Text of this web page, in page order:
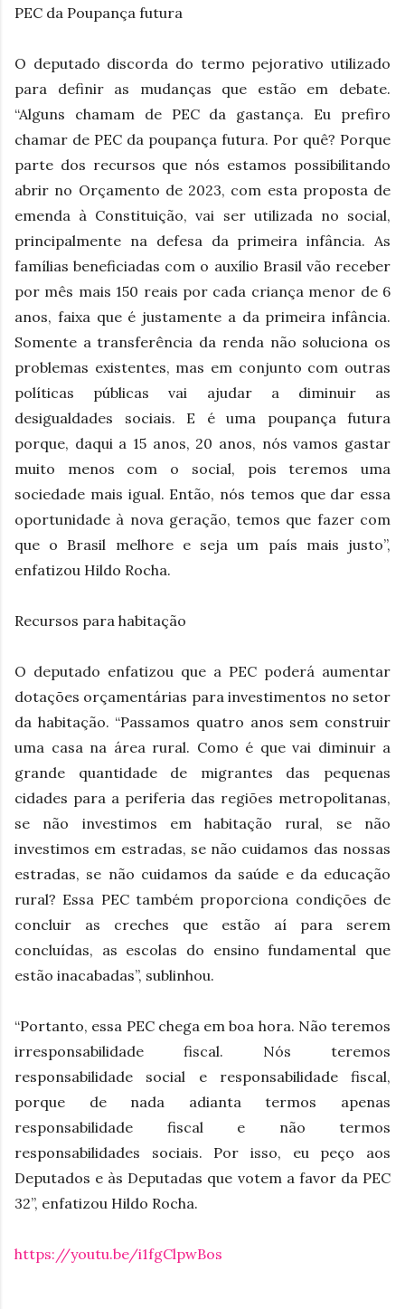
PEC da Poupança futura
O deputado discorda do termo pejorativo utilizado
para definir as mudanças que estão em debate.
“Alguns chamam de PEC da gastança. Eu prefiro
chamar de PEC da poupança futura. Por quê? Porque
parte dos recursos que nós estamos possibilitando
abrir no Orçamento de 2023, com esta proposta de
emenda à Constituição, vai ser utilizada no social,
principalmente na defesa da primeira infância. As
famílias beneficiadas com o auxílio Brasil vão receber
por mês mais 150 reais por cada criança menor de 6
anos, faixa que é justamente a da primeira infância.
Somente a transferência da renda não soluciona os
problemas existentes, mas em conjunto com outras
políticas públicas vai ajudar a diminuir as
desigualdades sociais. E é uma poupança futura
porque, daqui a 15 anos, 20 anos, nós vamos gastar
muito menos com o social, pois teremos uma
sociedade mais igual. Então, nós temos que dar essa
oportunidade à nova geração, temos que fazer com
que o Brasil melhore e seja um país mais justo”,
enfatizou Hildo Rocha.
Recursos para habitação
O deputado enfatizou que a PEC poderá aumentar
dotações orçamentárias para investimentos no setor
da habitação. “Passamos quatro anos sem construir
uma casa na área rural. Como é que vai diminuir a
grande quantidade de migrantes das pequenas
cidades para a periferia das regiões metropolitanas,
se não investimos em habitação rural, se não
investimos em estradas, se não cuidamos das nossas
estradas, se não cuidamos da saúde e da educação
rural? Essa PEC também proporciona condições de
concluir as creches que estão aí para serem
concluídas, as escolas do ensino fundamental que
estão inacabadas”, sublinhou.
“Portanto, essa PEC chega em boa hora. Não teremos
irresponsabilidade fiscal. Nós teremos
responsabilidade social e responsabilidade fiscal,
porque de nada adianta termos apenas
responsabilidade fiscal e não termos
responsabilidades sociais. Por isso, eu peço aos
Deputados e às Deputadas que votem a favor da PEC
32”, enfatizou Hildo Rocha.
https://youtu.be/i1fgClpwBos